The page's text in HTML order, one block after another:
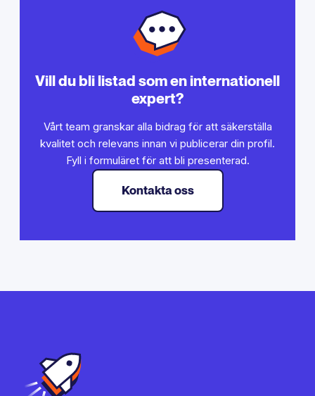
Vill du bli listad som en internationell
expert?
Vårt team granskar alla bidrag för att säkerställa
kvalitet och relevans innan vi publicerar din profil.
Fyll i formuläret för att bli presenterad.
Kontakta oss